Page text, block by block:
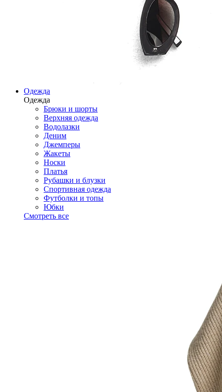
Одежда
Одежда
Брюки и шорты
Верхняя одежда
Водолазки
Деним
Джемперы
Жакеты
Носки
Платья
Рубашки и блузки
Спортивная одежда
Футболки и топы
Юбки
Смотреть все